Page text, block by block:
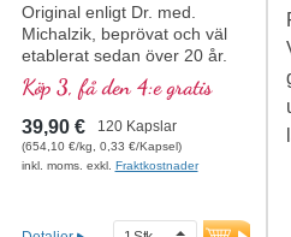
Original enligt Dr. med.
Michalzik, beprövat och väl
etablerat sedan över 20 år.
Den första högdoserade
frankincenseprodukten med
85 % boswelliasyror på den
tyska marknaden
överhuvudtaget.
Hypoallergen tack vare
Köp 3, få den 4:e gratis
39,90 € 120 Kapslar
(654,10 €/kg, 0,33 €/Kapsel)
inkl. moms. exkl. Fraktkostnader